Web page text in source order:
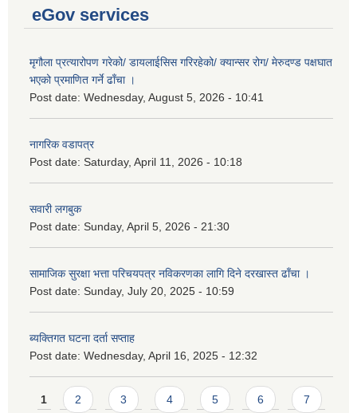
eGov services
मृगौला प्रत्यारोपण गरेको/ डायलाईसिस गरिरहेको/ क्यान्सर रोग/ मेरुदण्ड पक्षघात
भएको प्रमाणित गर्ने ढाँचा ।
Post date: Wednesday, August 5, 2026 - 10:41
नागरिक वडापत्र
Post date: Saturday, April 11, 2026 - 10:18
सवारी लगबुक
Post date: Sunday, April 5, 2026 - 21:30
सामाजिक सुरक्षा भत्ता परिचयपत्र नविकरणका लागि दिने दरखास्त ढाँचा ।
Post date: Sunday, July 20, 2025 - 10:59
ब्यक्तिगत घटना दर्ता सप्ताह
Post date: Wednesday, April 16, 2025 - 12:32
Pages
1 2 3 4 5 6 7